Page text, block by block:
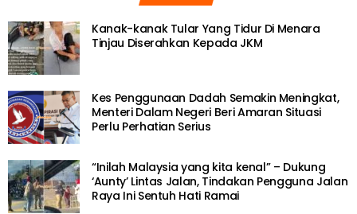
Kanak-kanak Tular Yang Tidur Di Menara
Tinjau Diserahkan Kepada JKM
Kes Penggunaan Dadah Semakin Meningkat,
Menteri Dalam Negeri Beri Amaran Situasi
Perlu Perhatian Serius
“Inilah Malaysia yang kita kenal” – Dukung
‘Aunty’ Lintas Jalan, Tindakan Pengguna Jalan
Raya Ini Sentuh Hati Ramai